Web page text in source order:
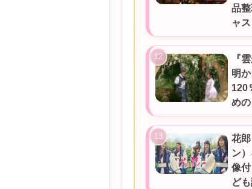
品
ャ
★あ
紹
『
明
120
め
ジ
花
ン
像
ど